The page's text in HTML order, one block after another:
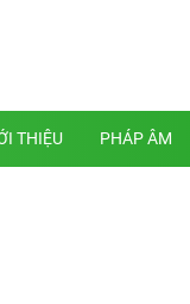
THIỆU PHÁP ÂM